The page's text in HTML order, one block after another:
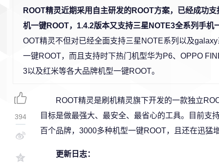
ROOT精灵近期采用自主研发的ROOT方案，已经成功
机一键ROOT，1.4.2版本又支持三星NOTE3全系列手机
OOT精灵不但对已经全面支持三星NOTE系列以及
一键ROOT，而且支持时下热门机型华为P6、OPPO
3以及红米等各大品牌机型一键ROOT。
ROOT精灵是刷机精灵旗下开发的一款独立
目标是做最强大、最安全、最省心的工具。目前支
百个品牌，3000多种机型一键ROOT，且还在迅猛
更新日志：
394